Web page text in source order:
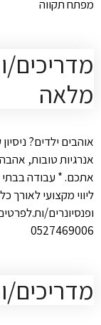
מפתח תקווה
מלאה
אוהבים ילדים?
אנרגיות טובות,
אתכם. * עבודה בבתי
ליווי מקצועי
ופנסיונרים/
0527469006
מדריכים/